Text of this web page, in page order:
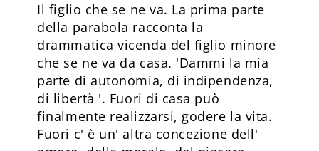
Il figlio che se ne va. La prima parte
della parabola racconta la
drammatica vicenda del figlio minore
che se ne va da casa. 'Dammi la mia
parte di autonomia, di indipendenza,
di libertà '. Fuori di casa può
finalmente realizzarsi, godere la vita.
Fuori c' è un' altra concezione dell'